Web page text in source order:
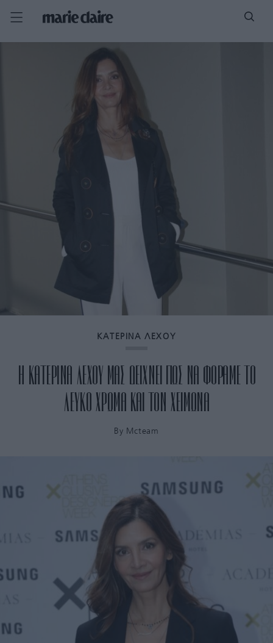
ΚΑΤΕΡΙΝΑ ΛΕΧΟΥ
Η ΚΑΤΕΡΙΝΑ ΛΕΧΟΥ ΜΑΣ ΔΕΙΧΝΕΙ ΠΩΣ ΝΑ ΦΟΡΑΜΕ ΤΟ
ΛΕΥΚΟ ΧΡΩΜΑ ΚΑΙ ΤΟΝ ΧΕΙΜΩΝΑ
By Mcteam